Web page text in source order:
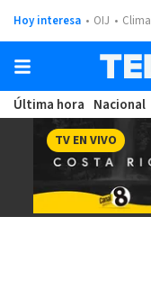
Hoy interesa OIJ Clima
Última hora Nacional
TV EN VIVO